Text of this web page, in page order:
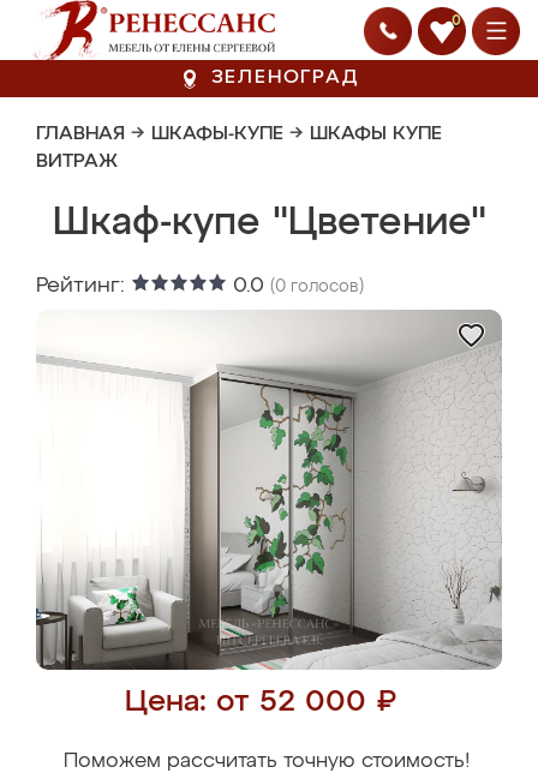
0
ЗЕЛЕНОГРАД
ГЛАВНАЯ → ШКАФЫ-КУПЕ → ШКАФЫ КУПЕ
ВИТРАЖ
Шкаф-купе "Цветение"
Рейтинг: 0.0 (0 голосов)
Цена: от 52 000 ₽
Поможем рассчитать точную стоимость!